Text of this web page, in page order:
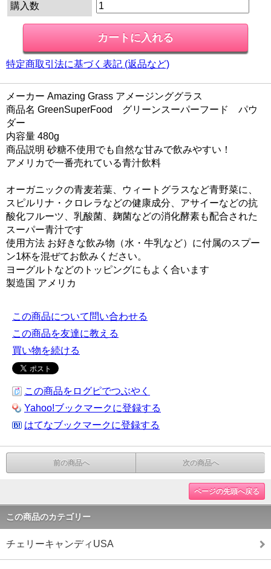
購入数
特定商取引法に基づく表記 (返品など)
メーカー Amazing Grass アメージンググラス
商品名 GreenSuperFood グリーンスーパーフード パウ
ダー
内容量 480g
商品説明 砂糖不使用でも自然な甘みで飲みやすい！
アメリカで一番売れている青汁飲料
オーガニックの青麦若葉、ウィートグラスなど青野菜に、
スピルリナ・クロレラなどの健康成分、アサイーなどの抗
酸化フルーツ、乳酸菌、麹菌などの消化酵素も配合された
スーパー青汁です
使用方法 お好きな飲み物（水・牛乳など）に付属のスプー
ン1杯を混ぜてお飲みください。
ヨーグルトなどのトッピングにもよく合います
製造国 アメリカ
この商品について問い合わせる
この商品を友達に教える
買い物を続ける
この商品をログピでつぶやく
Yahoo!ブックマークに登録する
はてなブックマークに登録する
前の商品へ 次の商品へ
ページの先頭へ戻る
この商品のカテゴリー
チェリーキャンディUSA